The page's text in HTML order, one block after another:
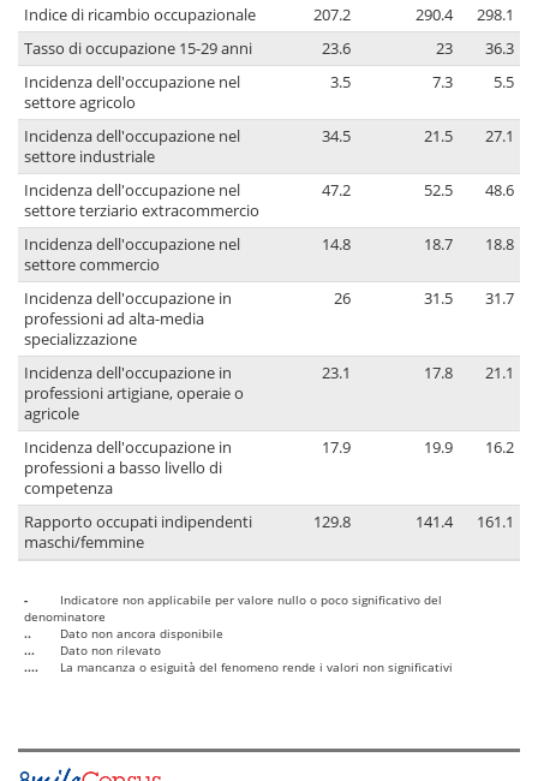
Indice di ricambio occupazionale
207.2 290.4
298.1
Tasso di occupazione 15-29 anni
23.6 23
36.3
Incidenza dell'occupazione nel
settore agricolo
3.5 7.3 5.5
Incidenza dell'occupazione nel
settore industriale
34.5 21.5 27.1
Incidenza dell'occupazione nel
settore terziario extracommercio
47.2 52.5 48.6
Incidenza dell'occupazione nel
settore commercio
14.8 18.7 18.8
Incidenza dell'occupazione in
professioni ad alta-media
specializzazione
26 31.5 31.7
Incidenza dell'occupazione in
professioni artigiane, operaie o
agricole
23.1 17.8 21.1
Incidenza dell'occupazione in
professioni a basso livello di
competenza
17.9 19.9 16.2
Rapporto occupati indipendenti
maschi/femmine
129.8 141.4 161.1
-
Indicatore non applicabile per valore nullo o poco significativo del
denominatore
..
Dato non ancora disponibile
...
Dato non rilevato
....
La mancanza o esiguità del fenomeno rende i valori non significativi